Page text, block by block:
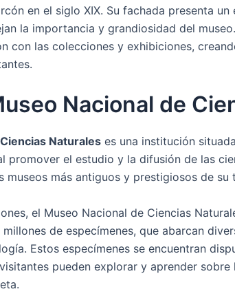
en el siglo XIX. Su fachada presenta
la importancia y grandiosidad del
con las colecciones y exhibiciones,
Nacional de
Naturales es una institución
promover el estudio y la difusión de las
museos más antiguos y prestigiosos de su
el Museo Nacional de Ciencias
de especímenes, que abarcan
Estos especímenes se encuentran
pueden explorar y aprender